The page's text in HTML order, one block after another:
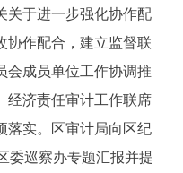
关于进一步强化协作配
协作配合，建立监督联
会成员单位工作协调推
经济责任审计工作联席
落实。区审计局向区纪
委巡察办专题汇报并提